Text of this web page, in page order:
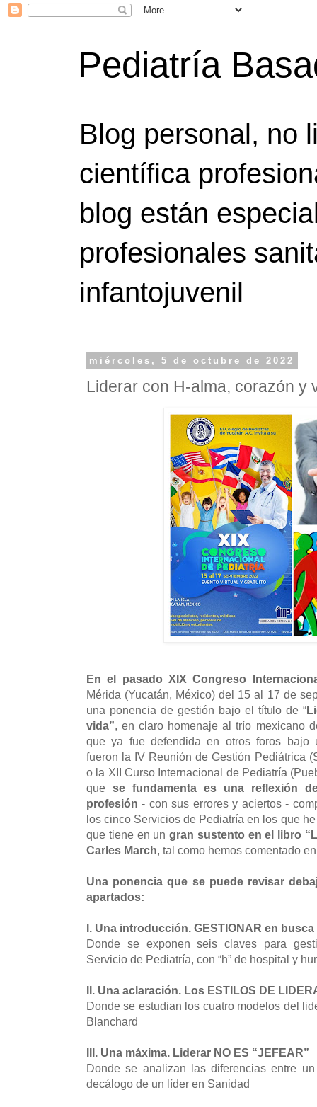
Pediatría
Blog personal, no
científica
blog están
profesionales
infantojuvenil
miércoles, 5 de octubre de 2022
Liderar con H-alma, corazón y
En el pasado XIX Congreso
Mérida (Yucatán, México) del 15 al 17 de
una ponencia de gestión bajo el título de “
vida”, en claro homenaje al trío mexicano
que ya fue defendida en otros foros bajo
fueron la IV Reunión de Gestión Pediátrica
o la XII Curso Internacional de Pediatría
que se fundamenta es una reflexión
profesión - con sus errores y aciertos -
los cinco Servicios de Pediatría en los que
que tiene en ungran sustento en el libro
Carles March, tal como hemos comentado
Una ponencia que se puede revisar
apartados:
I. Una introducción. GESTIONAR en
Donde se exponen seis claves para
Servicio de Pediatría, con “h” de hospital y
II. Una aclaración. Los ESTILOS DE
Donde se estudian los cuatro modelos del
Blanchard
III. Una máxima. Liderar NO ES “JEFEAR”
Donde se analizan las diferencias entre
decálogo de un líder en Sanidad